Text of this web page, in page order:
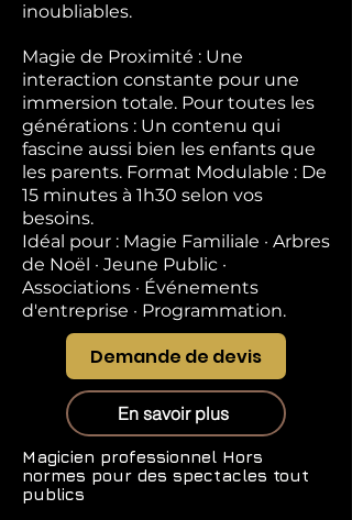
inoubliables.
Magie de Proximité : Une
interaction constante pour une
immersion totale. Pour toutes les
générations : Un contenu qui
fascine aussi bien les enfants que
les parents. Format Modulable : De
15 minutes à 1h30 selon vos
besoins.
Idéal pour : Magie Familiale · Arbres
de Noël · Jeune Public ·
Associations · Événements
d'entreprise · Programmation.
Demande de devis
En savoir plus
Magicien professionnel Hors
normes pour des spectacles tout
publics